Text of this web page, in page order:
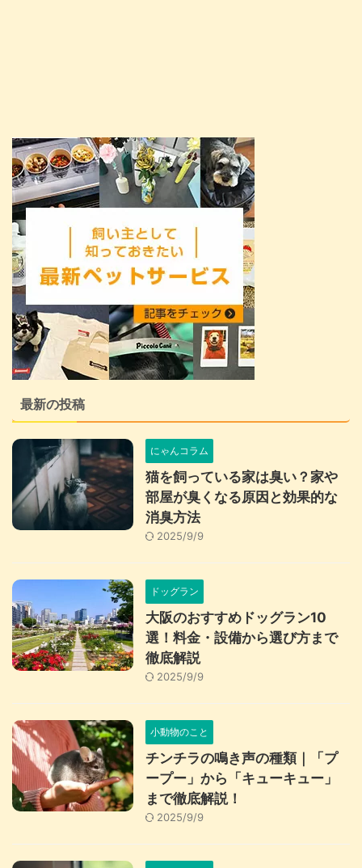
最新の投稿
にゃんコラム
猫を飼っている家は臭い？家や
部屋が臭くなる原因と効果的な
消臭方法
2025/9/9
ドッグラン
大阪のおすすめドッグラン10
選！料金・設備から選び方まで
徹底解説
2025/9/9
小動物のこと
チンチラの鳴き声の種類｜「プ
ープー」から「キューキュー」
まで徹底解説！
2025/9/9